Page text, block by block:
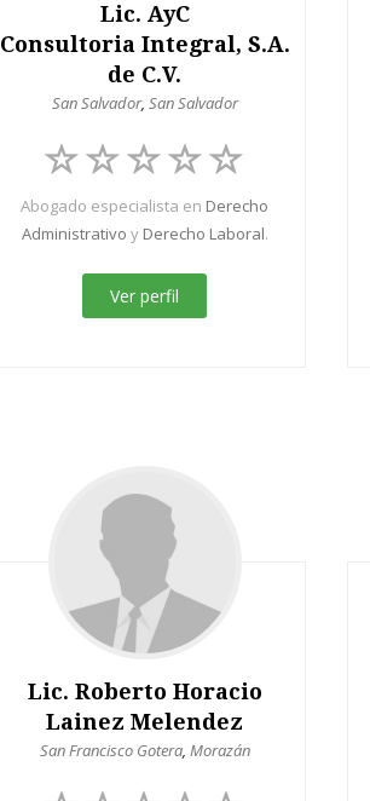
Lic. AyC
Consultoria Integral, S.A.
de C.V.
San Salvador, San Salvador
Abogado especialista en Derecho
Administrativo y Derecho Laboral.
Ver perfil
Lic. Roberto Horacio
Lainez Melendez
San Francisco Gotera, Morazán